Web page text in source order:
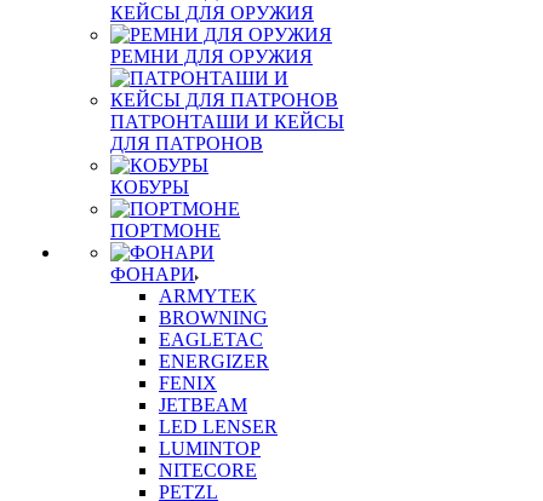
КЕЙСЫ ДЛЯ ОРУЖИЯ
РЕМНИ ДЛЯ ОРУЖИЯ
ПАТРОНТАШИ И КЕЙСЫ
ДЛЯ ПАТРОНОВ
КОБУРЫ
ПОРТМОНЕ
ФОНАРИ
ARMYTEK
BROWNING
EAGLETAC
ENERGIZER
FENIX
JETBEAM
LED LENSER
LUMINTOP
NITECORE
PETZL